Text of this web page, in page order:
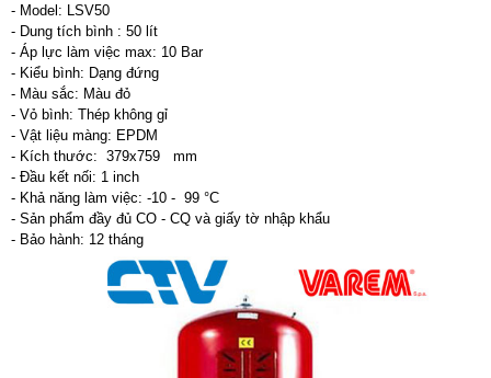
- Model: LSV50
- Dung tích bình : 50 lít
- Áp lực làm việc max: 10 Bar
- Kiểu bình: Dạng đứng
- Màu sắc: Màu đỏ
- Vỏ bình: Thép không gỉ
- Vật liệu màng: EPDM
- Kích thước: 379x759 mm
- Đầu kết nối: 1 inch
- Khả năng làm việc: -10 - 99 °C
- Sản phẩm đầy đủ CO - CQ và giấy tờ nhập khẩu
- Bảo hành: 12 tháng